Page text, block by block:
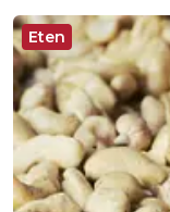
Eten